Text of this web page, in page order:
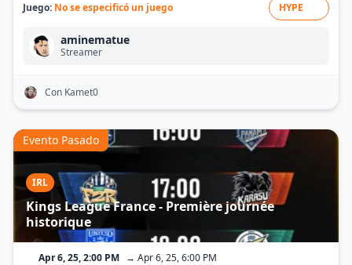
Juego: No se especificó un juego HYPE
aminematue
Streamer
Con Kamet0
IRL
Kings League France - Première journée
historique
Evento Pasado
Apr 6, 25, 2:00 PM → Apr 6, 25, 6:00 PM